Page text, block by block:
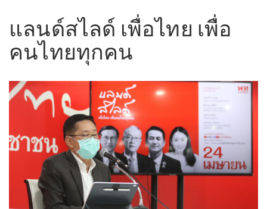
แลนด์สไลด์ เพื่อไทย เพื่อ
คนไทยทุกคน